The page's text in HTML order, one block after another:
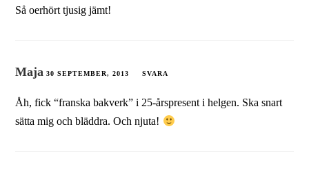
Så oerhört tjusig jämt!
Maja 30 SEPTEMBER, 2013 SVARA
Åh, fick “franska bakverk” i 25-årspresent i helgen. Ska snart
sätta mig och bläddra. Och njuta!